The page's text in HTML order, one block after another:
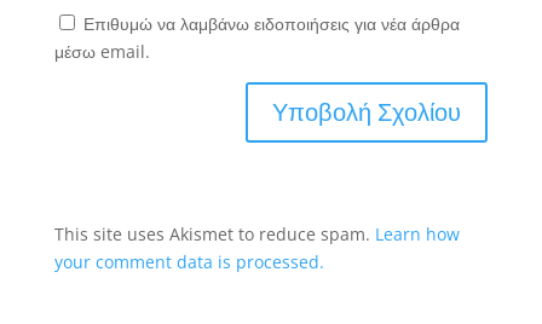
Επιθυμώ να λαμβάνω ειδοποιήσεις για νέα άρθρα
μέσω email.
This site uses Akismet to reduce spam. Learn how
your comment data is processed.